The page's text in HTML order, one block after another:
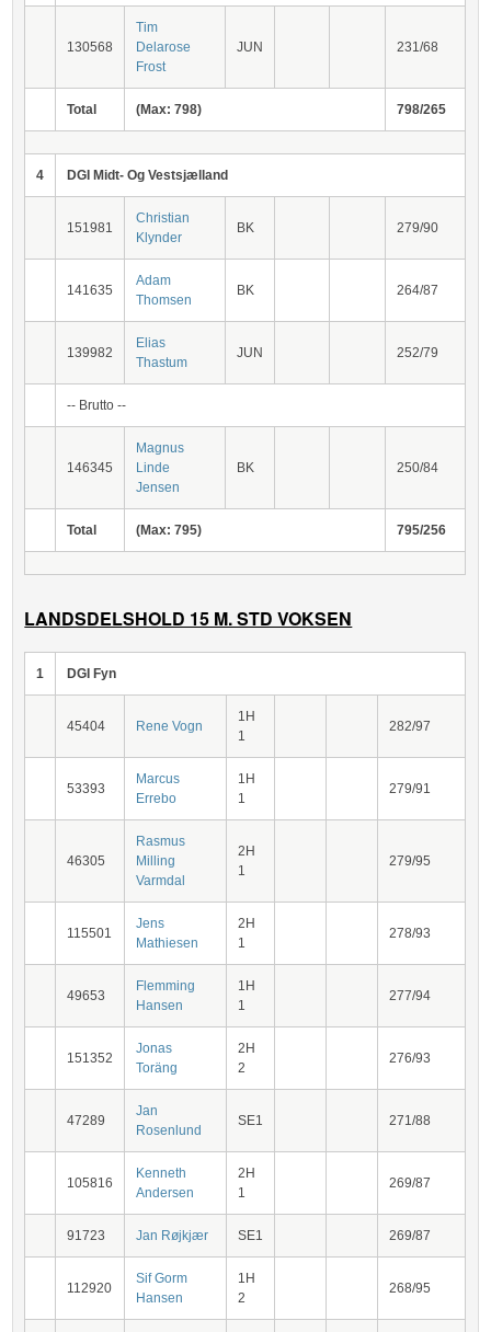
130568
Tim
Delarose
Frost
JUN 231/68
Total (Max: 798) 798/265
4 DGI Midt- Og Vestsjælland
151981
Christian
Klynder
BK 279/90
141635
Adam
Thomsen
BK 264/87
139982
Elias
Thastum
JUN 252/79
-- Brutto --
146345
Magnus
Linde
Jensen
BK 250/84
Total (Max: 795) 795/256
LANDSDELSHOLD 15 M. STD VOKSEN
1 DGI Fyn
45404 Rene Vogn
1H
1
282/97
53393
Marcus
Errebo
1H
1
279/91
46305
Rasmus
Milling
Varmdal
2H
1
279/95
115501
Jens
Mathiesen
2H
1
278/93
49653
Flemming
Hansen
1H
1
277/94
151352
Jonas
Toräng
2H
2
276/93
47289
Jan
Rosenlund
SE1 271/88
105816
Kenneth
Andersen
2H
1
269/87
91723 Jan Røjkjær SE1 269/87
112920
Sif Gorm
Hansen
1H
2
268/95